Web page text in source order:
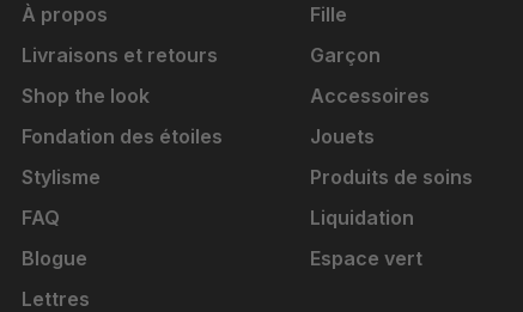
À propos
Livraisons et retours
Shop the look
Fondation des étoiles
Stylisme
FAQ
Blogue
Lettres
Fille
Garçon
Accessoires
Jouets
Produits de soins
Liquidation
Espace vert